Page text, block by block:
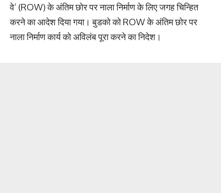
वे’ (ROW) के अंतिम छोर पर नाला निर्माण के लिए जगह चिन्हित
करने का आदेश दिया गया। बुडको को ROW के अंतिम छोर पर
नाला निर्माण कार्य को अविलंब पूरा करने का निदेश।